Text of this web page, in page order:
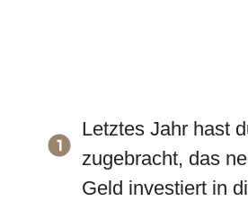
Letztes Jahr hast
zugebracht, das
Geld investiert in